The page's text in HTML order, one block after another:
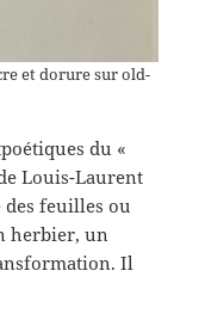
et dorure sur old-
du «
Louis-Laurent
des feuilles ou
herbier, un
Il